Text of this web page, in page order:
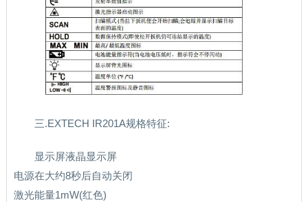
三.EXTECH IR201A规格特征:
显示屏液晶显示屏
电源在大约8秒后自动关闭
激光能量1mW(红色)